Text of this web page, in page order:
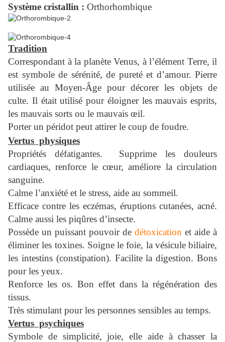
Système cristallin : Orthorhombique
Tradition
Correspondant à la planète Venus, à l’élément Terre, il
est symbole de sérénité, de pureté et d’amour. Pierre
utilisée au Moyen-Âge pour décorer les objets de
culte. Il était utilisé pour éloigner les mauvais esprits,
les mauvais sorts ou le mauvais œil.
Porter un péridot peut attirer le coup de foudre.
Vertus physiques
Propriétés défatigantes. Supprime les douleurs
cardiaques, renforce le cœur, améliore la circulation
sanguine.
Calme l’anxiété et le stress, aide au sommeil.
Efficace contre les eczémas, éruptions cutanées, acné.
Calme aussi les piqûres d’insecte.
Possède un puissant pouvoir de détoxication et aide à
éliminer les toxines. Soigne le foie, la vésicule biliaire,
les intestins (constipation). Facilite la digestion. Bons
pour les yeux.
Renforce les os. Bon effet dans la régénération des
tissus.
Très stimulant pour les personnes sensibles au temps.
Vertus psychiques
Symbole de simplicité, joie, elle aide à chasser la